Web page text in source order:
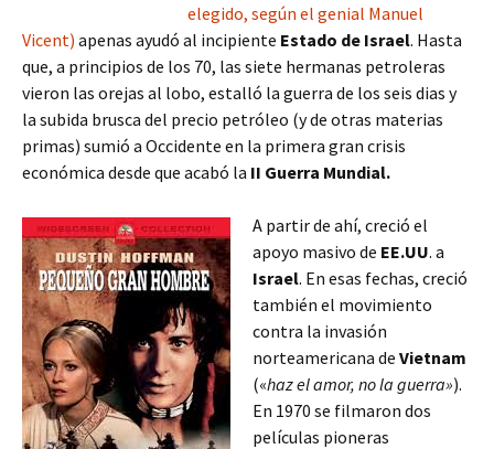
elegido, según el genial Manuel
Vicent) apenas ayudó al incipiente Estado de Israel. Hasta
que, a principios de los 70, las siete hermanas petroleras
vieron las orejas al lobo, estalló la guerra de los seis dias y
la subida brusca del precio petróleo (y de otras materias
primas) sumió a Occidente en la primera gran crisis
económica desde que acabó la II Guerra Mundial.
A partir de ahí, creció el
apoyo masivo de EE.UU. a
Israel. En esas fechas, creció
también el movimiento
contra la invasión
norteamericana de Vietnam
(«haz el amor, no la guerra»).
En 1970 se filmaron dos
películas pioneras